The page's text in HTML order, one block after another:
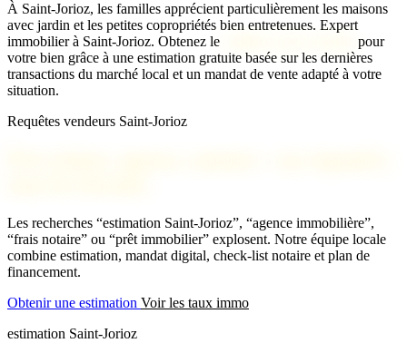
À Saint-Jorioz, les familles apprécient particulièrement les maisons
avec jardin et les petites copropriétés bien entretenues. Expert
immobilier à Saint-Jorioz. Obtenez le
pour
votre bien grâce à une estimation gratuite basée sur les dernières
transactions du marché local et un mandat de vente adapté à votre
situation.
Requêtes vendeurs Saint-Jorioz
Les recherches “estimation Saint-Jorioz”, “agence immobilière”,
“frais notaire” ou “prêt immobilier” explosent. Notre équipe locale
combine estimation, mandat digital, check-list notaire et plan de
financement.
Obtenir une estimation Voir les taux immo
estimation Saint-Jorioz